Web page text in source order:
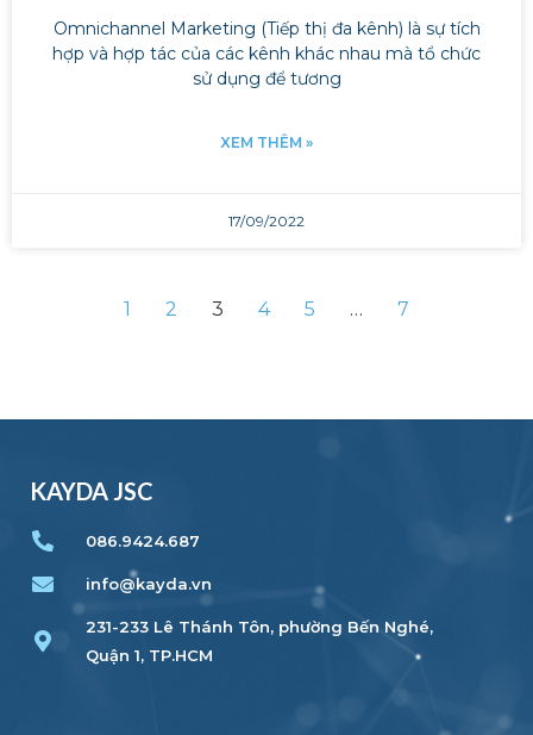
Omnichannel Marketing (Tiếp thị đa kênh) là sự tích
hợp và hợp tác của các kênh khác nhau mà tổ chức
sử dụng để tương
XEM THÊM »
17/09/2022
1 2 3 4 5 … 7
KAYDA JSC
086.9424.687
info@kayda.vn
231-233 Lê Thánh Tôn, phường Bến Nghé,
Quận 1, TP.HCM